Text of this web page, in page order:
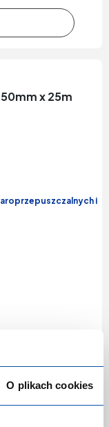
O plikach cookies
x 25m
i